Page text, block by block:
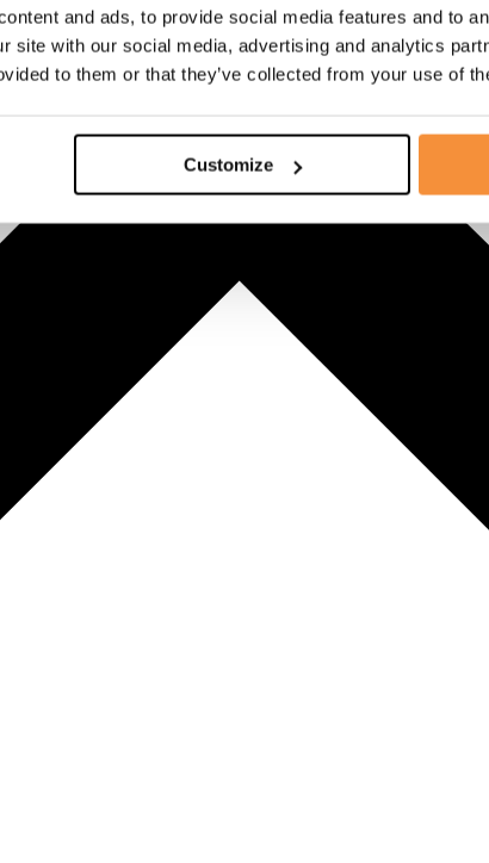
and ads, to provide social media features and to
site with our social media, advertising and analytics
to them or that they’ve collected from your use of
Customize